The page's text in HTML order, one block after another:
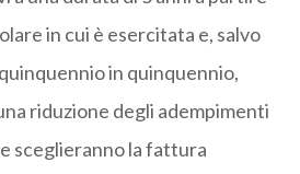
in cui è esercitata e, salvo
in quinquennio,
riduzione degli adempimenti
sceglieranno la fattura